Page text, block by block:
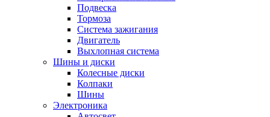
Подвеска
Тормоза
Система зажигания
Двигатель
Выхлопная система
Шины и диски
Колесные диски
Колпаки
Шины
Электроника